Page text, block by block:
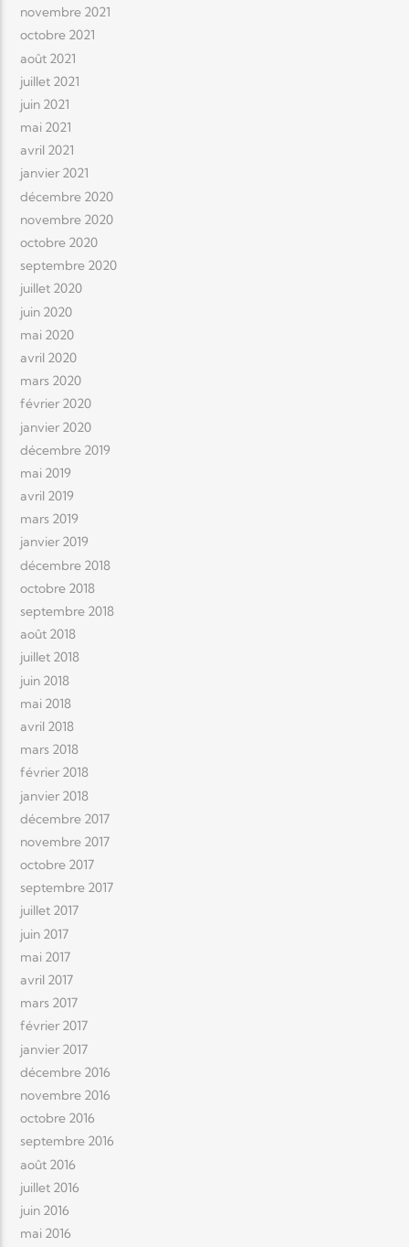
novembre 2021
octobre 2021
août 2021
juillet 2021
juin 2021
mai 2021
avril 2021
janvier 2021
décembre 2020
novembre 2020
octobre 2020
septembre 2020
juillet 2020
juin 2020
mai 2020
avril 2020
mars 2020
février 2020
janvier 2020
décembre 2019
mai 2019
avril 2019
mars 2019
janvier 2019
décembre 2018
octobre 2018
septembre 2018
août 2018
juillet 2018
juin 2018
mai 2018
avril 2018
mars 2018
février 2018
janvier 2018
décembre 2017
novembre 2017
octobre 2017
septembre 2017
juillet 2017
juin 2017
mai 2017
avril 2017
mars 2017
février 2017
janvier 2017
décembre 2016
novembre 2016
octobre 2016
septembre 2016
août 2016
juillet 2016
juin 2016
mai 2016